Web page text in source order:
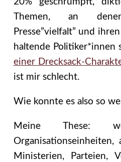
Themen, an
Presse”vielfalt” und
haltende Politiker*innen
einer Drecksack-
ist mir schlecht.
Wie konnte es also so
Meine These:
Organisationseinheiten,
Ministerien, Parteien,